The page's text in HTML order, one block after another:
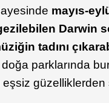
mayıs-
Darwin
tadını
doğa parklarında
güzelliklerden